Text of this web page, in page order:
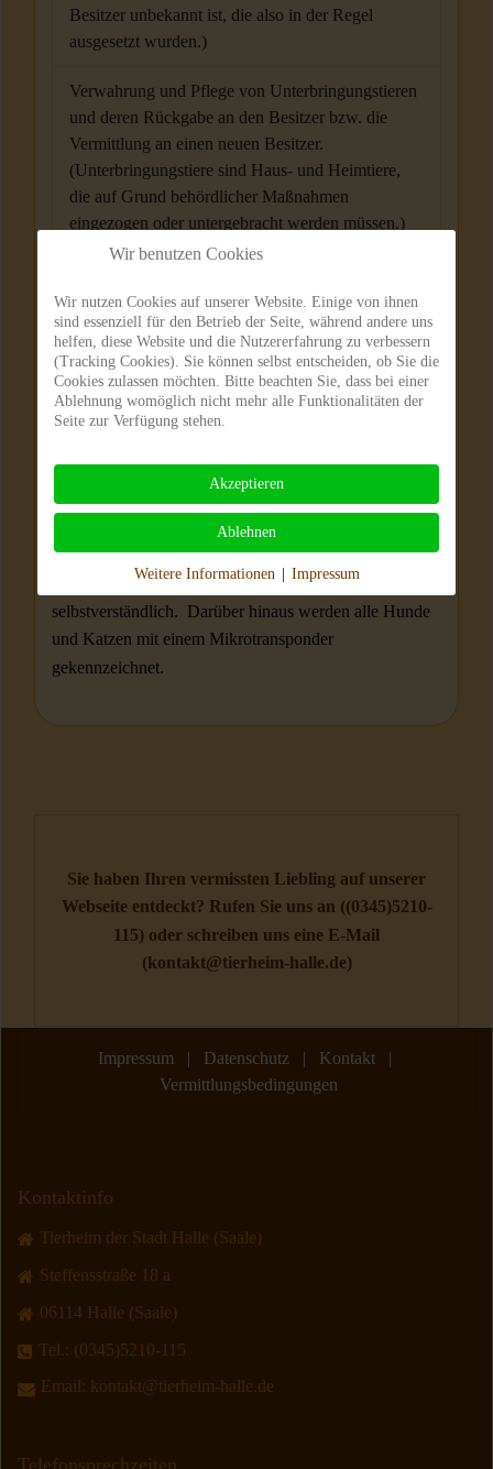
Besitzer unbekannt ist, die also in der Regel
ausgesetzt wurden.)
Verwahrung und Pflege von Unterbringungstieren
und deren Rückgabe an den Besitzer bzw. die
Vermittlung an einen neuen Besitzer.
(Unterbringungstiere sind Haus- und Heimtiere,
die auf Grund behördlicher Maßnahmen
eingezogen oder untergebracht werden müssen.)
wenn freie Plätze zur Verfügung stehen.
(Abgabetiere sind Haus- und Heimtiere, die der
Besitzer aus verschiedenen Gründen nicht mehr
halten kann oder will.) Eine Pension ist aus den
gleichen Gründen nur eingeschränkt möglich.
Jedes einkommende Tier erhält eine Karteikarte, die alle
wichtigen Angaben zum Tier enthält. Alle Tiere
werden durch den Tierarzt untersucht und während des
Tierheimaufenthalts einmal wöchentlich tiermedizinisch
betreut. Entwurmungen und Impfungen sind
selbstverständlich. Darüber hinaus werden alle Hunde
und Katzen mit einem Mikrotransponder
gekennzeichnet.
Sie haben Ihren vermissten Liebling auf unserer
Webseite entdeckt? Rufen Sie uns an ((0345)5210-
115) oder schreiben uns eine E-Mail
(kontakt@tierheim-halle.de)
Impressum | Datenschutz| Kontakt|
Vermittlungsbedingungen
Kontaktinfo
Tierheim der Stadt Halle (Saale)
Steffensstraße 18 a
06114 Halle (Saale)
Tel.: (0345)5210-115
Email: kontakt@tierheim-halle.de
Wir benutzen Cookies
Wir nutzen Cookies auf unserer Website. Einige von ihnen
sind essenziell für den Betrieb der Seite, während andere uns
helfen, diese Website und die Nutzererfahrung zu verbessern
(Tracking Cookies). Sie können selbst entscheiden, ob Sie die
Cookies zulassen möchten. Bitte beachten Sie, dass bei einer
Ablehnung womöglich nicht mehr alle Funktionalitäten der
Seite zur Verfügung stehen.
Akzeptieren
Ablehnen
Weitere Informationen Impressum